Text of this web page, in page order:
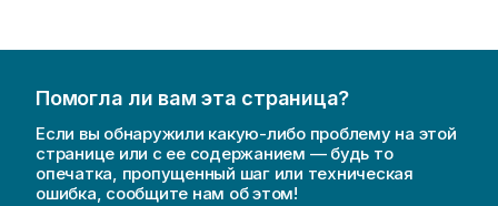
Помогла ли вам эта страница?
Если вы обнаружили какую-либо проблему на этой
странице или с ее содержанием — будь то
опечатка, пропущенный шаг или техническая
ошибка, сообщите нам об этом!